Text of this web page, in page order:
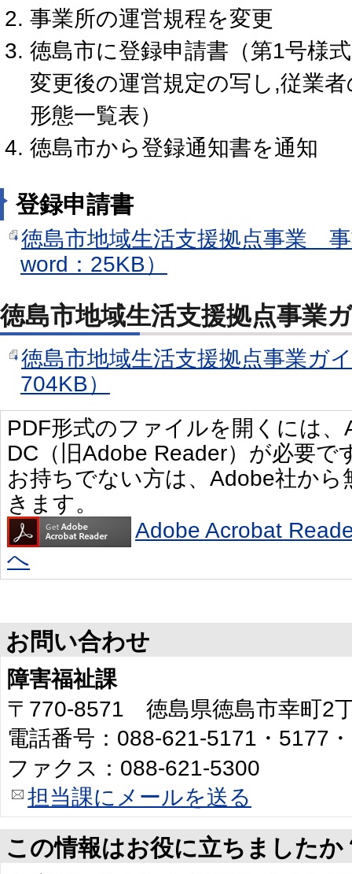
事業所の運営規程を変更
徳島市に登録申請書（第1号様
変更後の運営規定の写し,従業
形態一覧表）
徳島市から登録通知書を通知
登録申請書
徳島市地域生活支援拠点事業
word：25KB）
徳島市地域生活支援拠点事業
徳島市地域生活支援拠点事業ガ
704KB）
PDF形式のファイルを開くには
DC（旧Adobe Reader）が必要で
お持ちでない方は、Adobe社か
きます。
Adobe Acrobat
へ
お問い合わせ
障害福祉課
〒770-8571 徳島県徳島市幸町2
電話番号：088-621-5171・5177
ファクス：088-621-5300
担当課にメールを送る
この情報はお役に立ちましたか